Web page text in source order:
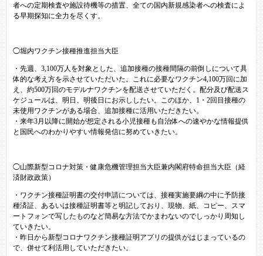
者への定期検査や施設待機等の措置、全ての国内新規感染者への検査によ
る早期探知に全力を尽くす。
◯堀内ワクチン接種推進担当大臣
​・先週、3,100万人を対象とした、追加接種の接種間隔の前倒しについて具
体的な考え方を示させていただいた。これに必要なワクチン4,100万回に加
え、約500万回のモデルナワクチンを配送させていただく。配分及び配送ス
ケジュールは、明日、明後日にお示ししたい。このほか、1・2回目接種の
未使用ワクチンがある場合、追加接種に活用いただきたい。
・来年3月以降に開始が想定される小児接種も自治体への速やかな情報提供
と国民へのわかりやすい情報発信に努めていきたい。
◯山際新型コロナ対策・健康危機管理担当大臣兼内閣府特命担当大臣（経
済財政政策）
​・ワクチン接種証明書の交付申請については、接種実施要綱の中に予防接
種済証、あるいは接種証明書等と明記しており、現物、紙、コピー、スマ
ートフォンで写したものなど簡易な方法でかまわないのでしっかり周知し
ていきたい。
・昨日から新型コロナワクチン接種証明アプリの提供がはじまっているの
で、併せて利活用していただきたい。